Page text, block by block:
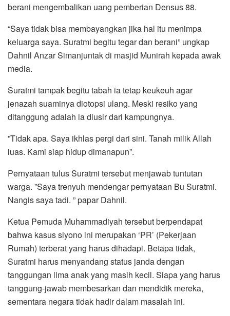
berani mengembalikan uang pemberian Densus 88.
“Saya tidak bisa membayangkan jika hal itu menimpa
keluarga saya. Suratmi begitu tegar dan berani” ungkap
Dahnil Anzar Simanjuntak di masjid Munirah kepada awak
media.
Suratmi tampak begitu tabah ia tetap keukeuh agar
jenazah suaminya diotopsi ulang. Meski resiko yang
ditanggung adalah ia diusir dari kampungnya.
”Tidak apa. Saya ikhlas pergi dari sini. Tanah milik Allah
luas. Kami siap hidup dimanapun”.
Pernyataan tulus Suratmi tersebut menjawab tuntutan
warga. ”Saya trenyuh mendengar pernyataan Bu Suratmi.
Nangis saya tadi. ” papar Dahnil.
Ketua Pemuda Muhammadiyah tersebut berpendapat
bahwa kasus siyono ini merupakan ‘PR’ (Pekerjaan
Rumah) terberat yang harus dihadapi. Betapa tidak,
Suratmi harus menyandang status janda dengan
tanggungan lima anak yang masih kecil. Siapa yang harus
tanggung-jawab membesarkan dan mendidik mereka,
sementara negara tidak hadir dalam masalah ini.